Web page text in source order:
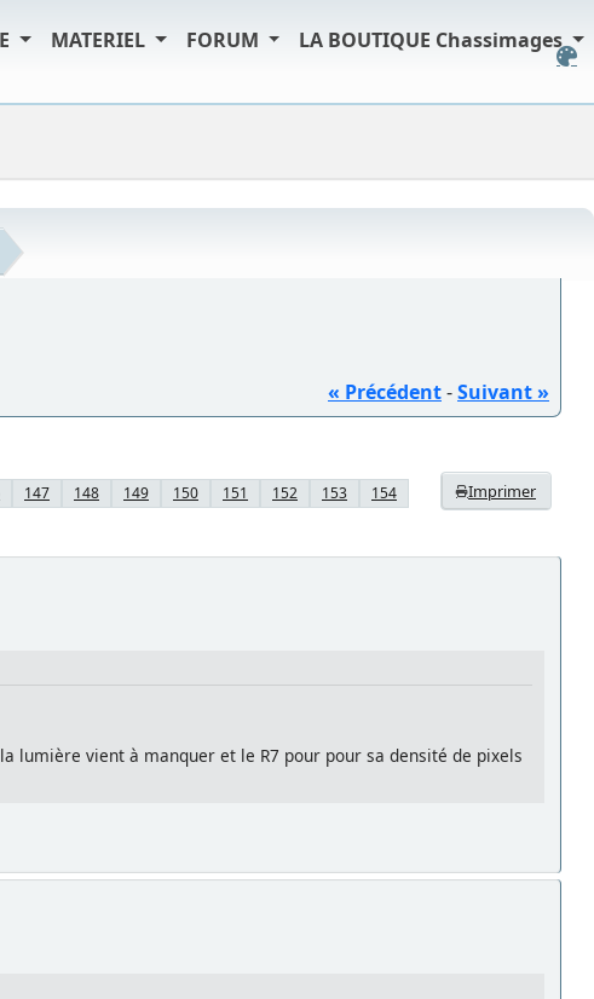
MATERIEL FORUM LA BOUTIQUE Chassimages
« Précédent-Suivant »
Imprimer
147 148 149 150 151 152 153
154
lumière vient à manquer et le R7 pour pour sa densité de pixels